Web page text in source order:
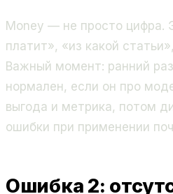
Money — не просто цифра.
платит», «из какой
Важный момент: ранний
нормален, если он про
выгода и метрика, потом
ошибки при применении
Ошибка 2: